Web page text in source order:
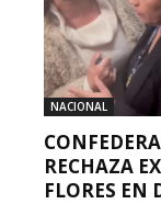
NACIONAL
RECHAZA
FLORES EN